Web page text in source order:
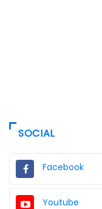
SOCIAL
Facebook
Youtube